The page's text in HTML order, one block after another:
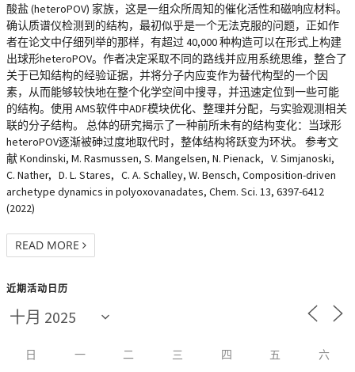
酸盐 (heteroPOV) 家族，这是一组众所周知的催化活性和磁响应材料。
确认质谱仪检测到的结构，最初似乎是一个无法克服的问题，正如作
者在论文中仔细列举的那样，有超过 40,000 种构造可以在形式上构建
出球形heteroPOV。作者决定采取不同的路线并应用系统思维，整合了
关于已知结构的经验证据，并将分子内应变作为替代构型的一个因
素，从而能够较快地在整个化学空间中搜寻，并迅速定位到一些可能
的结构。使用 AMS软件中ADF模块优化、整理并分配，与实验观测相关
联的分子结构。 总体的研究揭示了一种前所未有的结构变化：当球形
heteroPOV逐渐被砷过度地取代时，整体结构将跃变为环状。 参考文
献 Kondinski, M. Rasmussen, S. Mangelsen, N. Pienack, V. Simjanoski,
C. Nather, D. L. Stares, C. A. Schalley, W. Bensch, Composition-driven
archetype dynamics in polyoxovanadates, Chem. Sci. 13, 6397-6412
(2022)
READ MORE
近期活动日历
日 一 二 三 四 五 六